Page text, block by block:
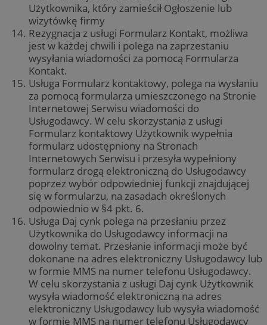
Użytkownika, który zamieścił Ogłoszenie lub
wizytówkę firmy
Rezygnacja z usługi Formularz Kontakt, możliwa
jest w każdej chwili i polega na zaprzestaniu
wysyłania wiadomości za pomocą Formularza
Kontakt.
Usługa Formularz kontaktowy, polega na wysłaniu
za pomocą formularza umieszczonego na Stronie
Internetowej Serwisu wiadomości do
Usługodawcy. W celu skorzystania z usługi
Formularz kontaktowy Użytkownik wypełnia
formularz udostępniony na Stronach
Internetowych Serwisu i przesyła wypełniony
formularz drogą elektroniczną do Usługodawcy
poprzez wybór odpowiedniej funkcji znajdującej
się w formularzu, na zasadach określonych
odpowiednio w §4 pkt. 6.
Usługa Daj cynk polega na przesłaniu przez
Użytkownika do Usługodawcy informacji na
dowolny temat. Przesłanie informacji może być
dokonane na adres elektroniczny Usługodawcy lub
w formie MMS na numer telefonu Usługodawcy.
W celu skorzystania z usługi Daj cynk Użytkownik
wysyła wiadomość elektroniczną na adres
elektroniczny Usługodawcy lub wysyła wiadomość
w formie MMS na numer telefonu Usługodawcy
.x.com
__cf_bm
Cloudflare
Inc.
.twitter.com
29 minut 55
CookieScriptConsent
CookieScript
zabrze.com.pl
4 tygodnie 2 dni
Google Privacy
Policy